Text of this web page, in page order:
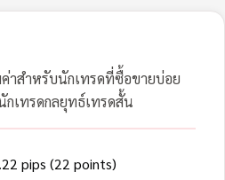
าสำหรับนักเทรดที่ซื้อขายบ่อย
เทรดกลยุทธ์เทรดสั้น
pips (22 points)